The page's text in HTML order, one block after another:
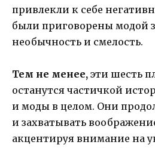
привлекли к себе
были приговорены модой
необычность и смелость.
Тем не менее, эти шесть
останутся частичкой
и моды в целом. Они
и захватывать
акцентируя внимание на